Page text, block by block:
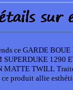
ce GARDE BOUE
1290
MATTE TWILL
produit allie